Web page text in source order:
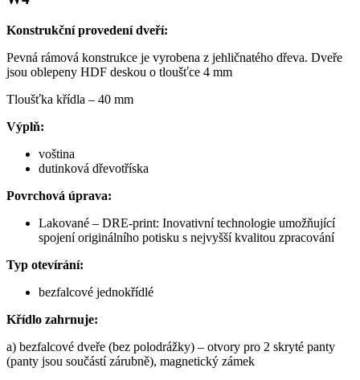
Konstrukční provedení dveří:
Pevná rámová konstrukce je vyrobena z jehličnatého dřeva. Dveře
jsou oblepeny HDF deskou o tloušťce 4 mm
Tloušťka křídla – 40 mm
Výplň:
voština
dutinková dřevotříska
Povrchová úprava:
Lakované – DRE-print: Inovativní technologie umožňující
spojení originálního potisku s nejvyšší kvalitou zpracování
Typ otevírání:
bezfalcové jednokřídlé
Křídlo zahrnuje:
a) bezfalcové dveře (bez polodrážky) – otvory pro 2 skryté panty
(panty jsou součástí zárubně), magnetický zámek